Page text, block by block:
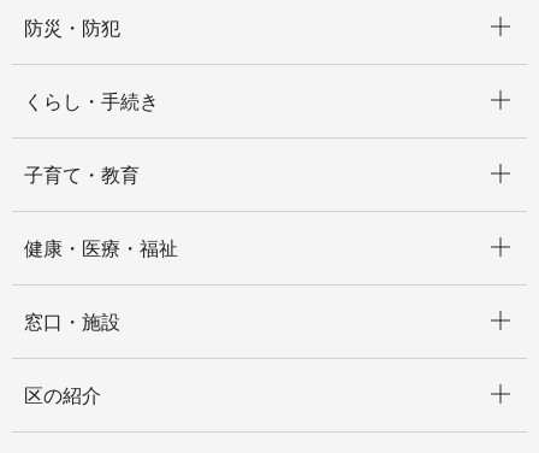
防災・防犯
くらし・手続き
子育て・教育
健康・医療・福祉
窓口・施設
区の紹介